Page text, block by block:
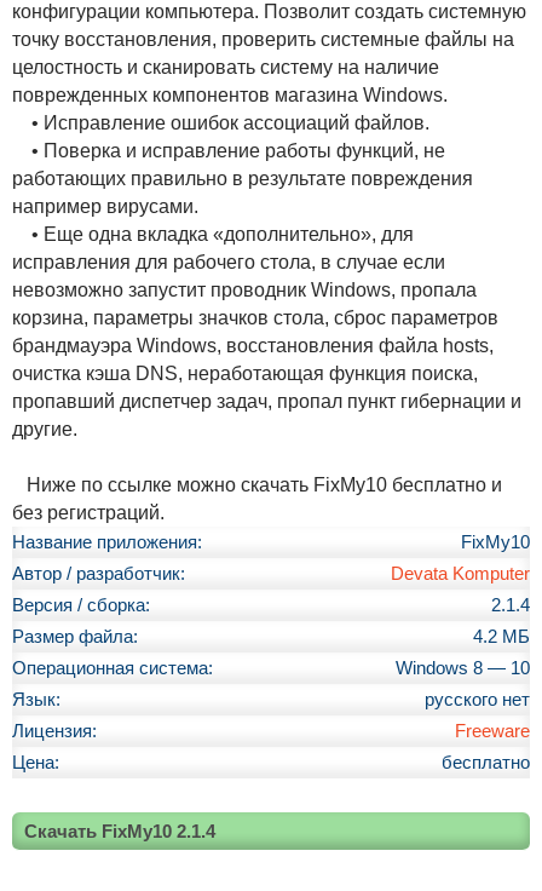
конфигурации компьютера. Позволит создать системную
точку восстановления, проверить системные файлы на
целостность и сканировать систему на наличие
поврежденных компонентов магазина Windows.
• Исправление ошибок ассоциаций файлов.
• Поверка и исправление работы функций, не
работающих правильно в результате повреждения
например вирусами.
• Еще одна вкладка «дополнительно», для
исправления для рабочего стола, в случае если
невозможно запустит проводник Windows, пропала
корзина, параметры значков стола, сброс параметров
брандмауэра Windows, восстановления файла hosts,
очистка кэша DNS, неработающая функция поиска,
пропавший диспетчер задач, пропал пункт гибернации и
другие.
Ниже по ссылке можно скачать FixMy10 бесплатно и
без регистраций.
Название приложения:
FixMy10
Автор / разработчик:
Devata Komputer
Версия / сборка:
2.1.4
Размер файла:
4.2 МБ
Операционная система:
Windows 8 — 10
Язык:
русского нет
Лицензия:
Freeware
Цена:
бесплатно
Скачать FixMy10 2.1.4